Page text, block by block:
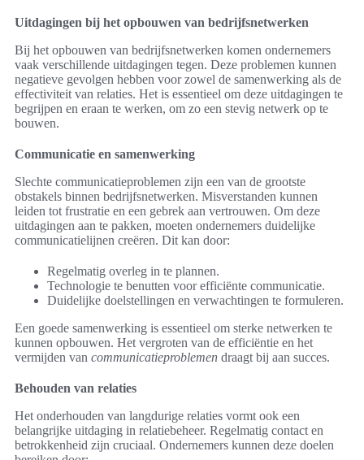
Uitdagingen bij het opbouwen van bedrijfsnetwerken
Bij het opbouwen van bedrijfsnetwerken komen ondernemers
vaak verschillende uitdagingen tegen. Deze problemen kunnen
negatieve gevolgen hebben voor zowel de samenwerking als de
effectiviteit van relaties. Het is essentieel om deze uitdagingen te
begrijpen en eraan te werken, om zo een stevig netwerk op te
bouwen.
Communicatie en samenwerking
Slechte communicatieproblemen zijn een van de grootste
obstakels binnen bedrijfsnetwerken. Misverstanden kunnen
leiden tot frustratie en een gebrek aan vertrouwen. Om deze
uitdagingen aan te pakken, moeten ondernemers duidelijke
communicatielijnen creëren. Dit kan door:
Regelmatig overleg in te plannen.
Technologie te benutten voor efficiënte communicatie.
Duidelijke doelstellingen en verwachtingen te formuleren.
Een goede samenwerking is essentieel om sterke netwerken te
kunnen opbouwen. Het vergroten van de efficiëntie en het
vermijden van communicatieproblemen draagt bij aan succes.
Behouden van relaties
Het onderhouden van langdurige relaties vormt ook een
belangrijke uitdaging in relatiebeheer. Regelmatig contact en
betrokkenheid zijn cruciaal. Ondernemers kunnen deze doelen